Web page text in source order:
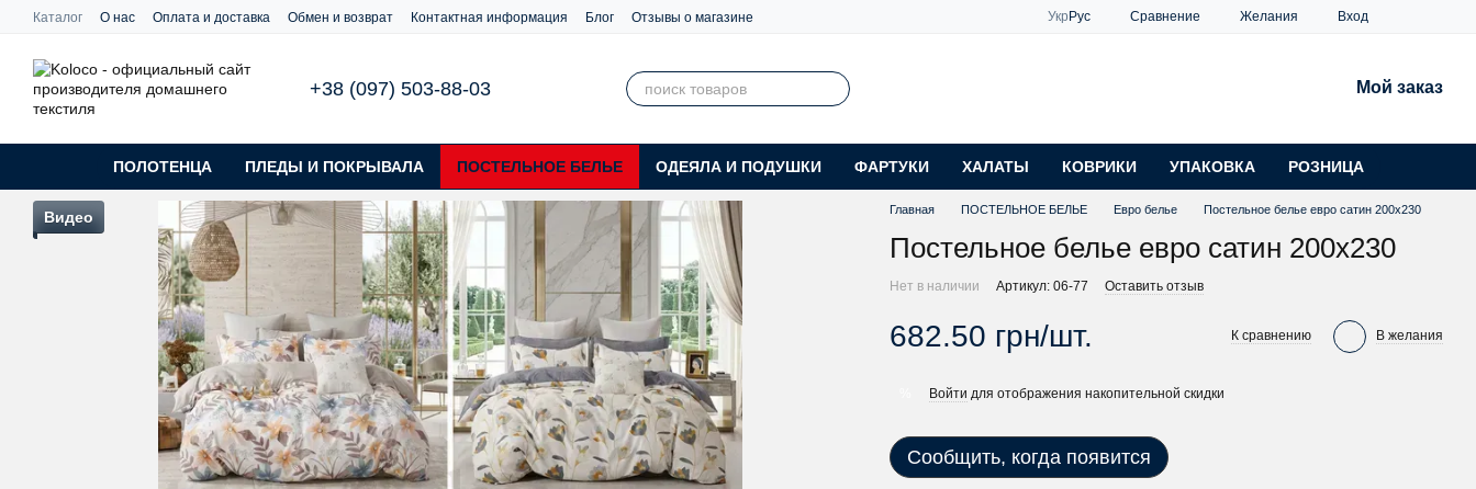
Перейти к основному контенту
Каталог О нас Оплата и доставка Обмен и возврат Контактная информация Блог Отзывы о магазине Укр Рус Сравнение Желания Вход
+38 (097) 503-88-03 Мой заказ
ПОЛОТЕНЦА ПЛЕДЫ И ПОКРЫВАЛА ПОСТЕЛЬНОЕ БЕЛЬЕ ОДЕЯЛА И ПОДУШКИ ФАРТУКИ ХАЛАТЫ КОВРИКИ УПАКОВКА РОЗНИЦА
Видео Главная ПОСТЕЛЬНОЕ БЕЛЬЕ Евро белье Постельное белье евро сатин 200х230
Постельное белье евро сатин 200х230
Нет в наличии Артикул: 06-77 Оставить отзыв
682.50 грн/шт. К сравнению В желания
Войти для отображения накопительной скидки
Сообщить, когда появится